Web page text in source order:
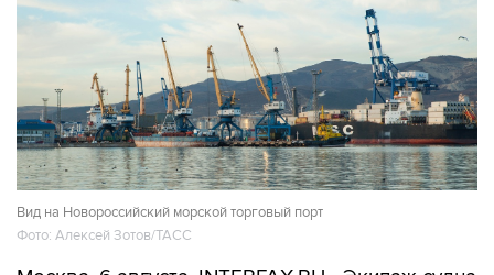
Вид на Новороссийский морской торговый порт
Фото: Алексей Зотов/ТАСС